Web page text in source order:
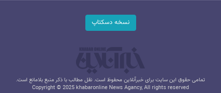
نسخه دسکتاپ
تمامی حقوق این سایت برای خبرآنلاین محفوظ است. نقل مطالب با ذکر منبع بلامانع است.
Copyright © 2025 khabaronline News Agancy, All rights reserved